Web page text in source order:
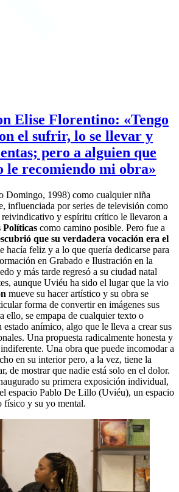
Elise Florentino: «Tengo
el sufrir, lo se llevar y
pero a alguien que
le recomiendo mi obra»
Domingo, 1998) como cualquier niña
influenciada por series de televisión como
y espíritu crítico le llevaron a
Políticas como camino posible. Pero fue a
que su verdadera vocación era el
hacía feliz y a lo que quería dedicarse para
en Grabado e Ilustración en la
y más tarde regresó a su ciudad natal
aunque Uviéu ha sido el lugar que la vio
mueve su hacer artístico y su obra se
forma de convertir en imágenes sus
ello, se empapa de cualquier texto o
estado anímico, algo que le lleva a crear sus
Una propuesta radicalmente honesta y
Una obra que puede incomodar a
en su interior pero, a la vez, tiene la
de mostrar que nadie está solo en el dolor.
su primera exposición individual,
el espacio Pablo De Lillo (Uviéu), un espacio
físico y su yo mental.